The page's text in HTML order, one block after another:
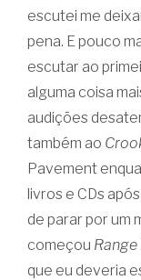
escutei me
pena. E pouco
escutar ao
alguma coisa
audições
também ao
Pavement
livros e CDs
de parar por um
começou
que eu deveria